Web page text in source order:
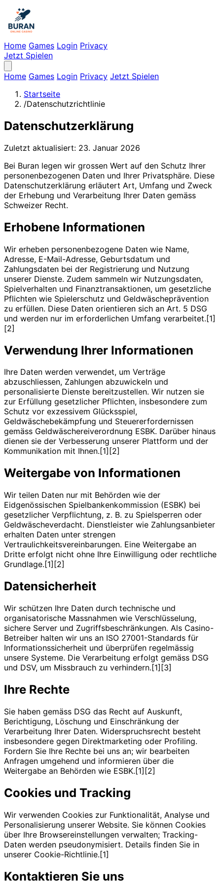
Home Games Login Privacy
Jetzt Spielen
Home Games Login Privacy Jetzt Spielen
Startseite
/Datenschutzrichtlinie
Datenschutzerklärung
Zuletzt aktualisiert: 23. Januar 2026
Bei Buran legen wir grossen Wert auf den Schutz Ihrer
personenbezogenen Daten und Ihrer Privatsphäre. Diese
Datenschutzerklärung erläutert Art, Umfang und Zweck
der Erhebung und Verarbeitung Ihrer Daten gemäss
Schweizer Recht.
Erhobene Informationen
Wir erheben personenbezogene Daten wie Name,
Adresse, E-Mail-Adresse, Geburtsdatum und
Zahlungsdaten bei der Registrierung und Nutzung
unserer Dienste. Zudem sammeln wir Nutzungsdaten,
Spielverhalten und Finanztransaktionen, um gesetzliche
Pflichten wie Spielerschutz und Geldwäscheprävention
zu erfüllen. Diese Daten orientieren sich an Art. 5 DSG
und werden nur im erforderlichen Umfang verarbeitet.[1]
[2]
Verwendung Ihrer Informationen
Ihre Daten werden verwendet, um Verträge
abzuschliessen, Zahlungen abzuwickeln und
personalisierte Dienste bereitzustellen. Wir nutzen sie
zur Erfüllung gesetzlicher Pflichten, insbesondere zum
Schutz vor exzessivem Glücksspiel,
Geldwäschebekämpfung und Steuererfordernissen
gemäss Geldwäschereiverordnung ESBK. Darüber hinaus
dienen sie der Verbesserung unserer Plattform und der
Kommunikation mit Ihnen.[1][2]
Weitergabe von Informationen
Wir teilen Daten nur mit Behörden wie der
Eidgenössischen Spielbankenkommission (ESBK) bei
gesetzlicher Verpflichtung, z. B. zu Spielsperren oder
Geldwäscheverdacht. Dienstleister wie Zahlungsanbieter
erhalten Daten unter strengen
Vertraulichkeitsvereinbarungen. Eine Weitergabe an
Dritte erfolgt nicht ohne Ihre Einwilligung oder rechtliche
Grundlage.[1][2]
Datensicherheit
Wir schützen Ihre Daten durch technische und
organisatorische Massnahmen wie Verschlüsselung,
sichere Server und Zugriffsbeschränkungen. Als Casino-
Betreiber halten wir uns an ISO 27001-Standards für
Informationssicherheit und überprüfen regelmässig
unsere Systeme. Die Verarbeitung erfolgt gemäss DSG
und DSV, um Missbrauch zu verhindern.[1][3]
Ihre Rechte
Sie haben gemäss DSG das Recht auf Auskunft,
Berichtigung, Löschung und Einschränkung der
Verarbeitung Ihrer Daten. Widerspruchsrecht besteht
insbesondere gegen Direktmarketing oder Profiling.
Fordern Sie Ihre Rechte bei uns an; wir bearbeiten
Anfragen umgehend und informieren über die
Weitergabe an Behörden wie ESBK.[1][2]
Cookies und Tracking
Wir verwenden Cookies zur Funktionalität, Analyse und
Personalisierung unserer Website. Sie können Cookies
über Ihre Browsereinstellungen verwalten; Tracking-
Daten werden pseudonymisiert. Details finden Sie in
unserer Cookie-Richtlinie.[1]
Kontaktieren Sie uns